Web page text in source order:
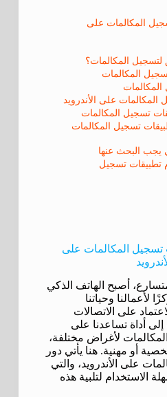
تسجيل المكالمات على
لتسجيل المكالمات؟
المكالمات
على الأندرويد
تسجيل المكالمات
تسجيل المكالمات
يجب البحث عنها
تطبيقات تسجيل
تسجيل المكالمات على
أصبح الهاتف الذكي
لأعمالنا وحياتنا
على الاتصالات
إلى أداة تساعدنا على
لأغراض مختلفة،
أو مهنية. هنا يأتي دور
على الأندرويد، والتي
الاستخدام لتلبية هذه